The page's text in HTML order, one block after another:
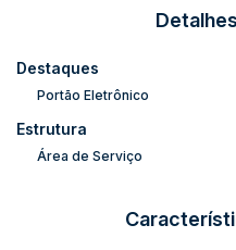
Área de lazer e sacada
Próximo a mercados,
🌊Livre de enchentes
#ApartamentoDosSonhos
#ProximidadeComServiços
Destaques
Portão Eletrônico
Estrutura
Área de Serviço